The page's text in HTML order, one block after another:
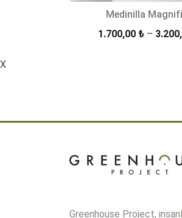
Medinilla
1.700,00 ₺ –
X
Greenhouse Project,